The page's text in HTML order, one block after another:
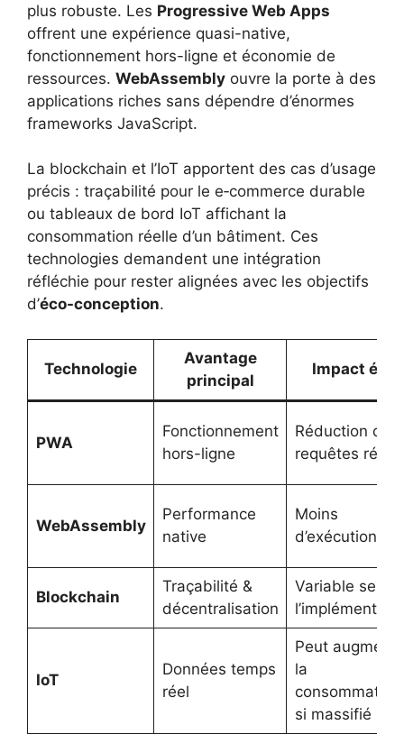
plus robuste. Les Progressive Web Apps
offrent une expérience quasi-native,
fonctionnement hors-ligne et économie de
ressources. WebAssembly ouvre la porte à des
applications riches sans dépendre d’énormes
frameworks JavaScript.
La blockchain et l’IoT apportent des cas d’usage
précis : traçabilité pour le e‑commerce durable
ou tableaux de bord IoT affichant la
consommation réelle d’un bâtiment. Ces
technologies demandent une intégration
réfléchie pour rester alignées avec les objectifs
d’éco-conception.
Technologie
Avantage
principal
Impact éco
PWA
Fonctionnement
hors-ligne
Réduction des
requêtes
WebAssembly
Performance
native
Moins
d’exécution JS
Blockchain
Traçabilité &
décentralisation
Variable selon
IoT
Données temps
réel
Peut
la
consommation
si massifié